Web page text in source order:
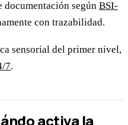
documentación según BSI-
con trazabilidad.
sensorial del primer nivel,
7.
activa la